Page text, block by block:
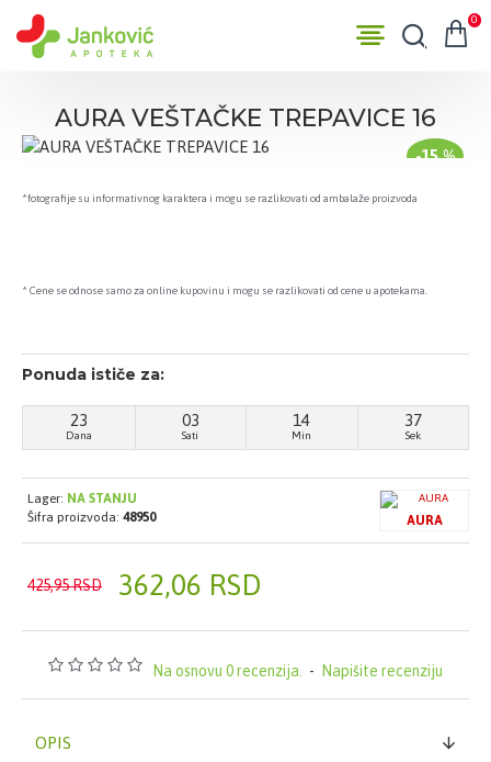
0
AURA VEŠTAČKE TREPAVICE 16
-15 %
*fotografije su informativnog karaktera i mogu se razlikovati od ambalaže proizvoda
* Cene se odnose samo za online kupovinu i mogu se razlikovati od cene u apotekama.
Na osnovu 0 recenzija. - Napišite recenziju
Ponuda ističe za:
23
Dana
03
Sati
14
Min
37
Sek
362,06 RSD
425,95 RSD
Lager: NA STANJU
Šifra proizvoda: 48950 AURA
OPIS